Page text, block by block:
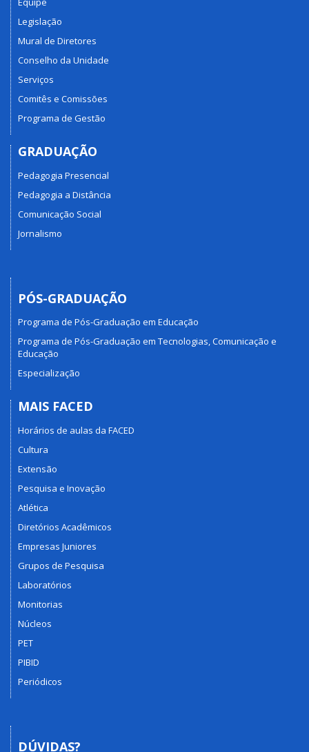
Legislação
Mural de Diretores
Conselho da Unidade
Serviços
Comitês e Comissões
Programa de Gestão
GRADUAÇÃO
Pedagogia Presencial
Pedagogia a Distância
Comunicação Social
Jornalismo
PÓS-GRADUAÇÃO
Programa de Pós-Graduação em Educação
Programa de Pós-Graduação em Tecnologias, Comunicação e
Educação
Especialização
MAIS FACED
Horários de aulas da FACED
Cultura
Extensão
Pesquisa e Inovação
Atlética
Diretórios Acadêmicos
Empresas Juniores
Grupos de Pesquisa
Laboratórios
Monitorias
Núcleos
PET
PIBID
Periódicos
DÚVIDAS?